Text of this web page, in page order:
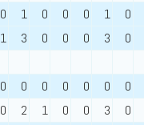
0 1 0 0 0 1 0
1 3 0 0 0 3 0
0 0 0 0 0 0 0
0 2 1 0 0 3 0